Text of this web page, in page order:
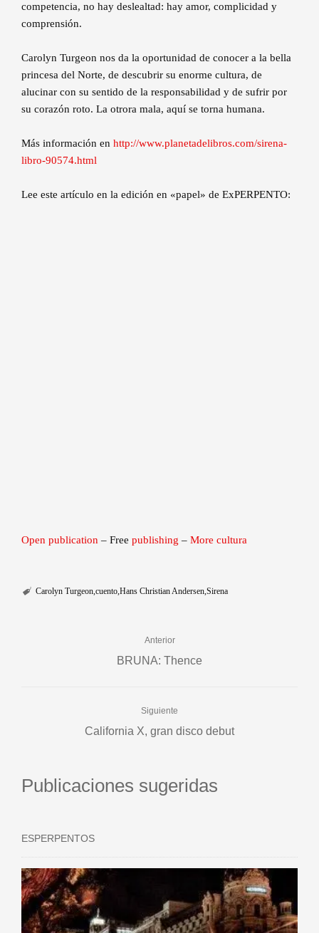
competencia, no hay deslealtad: hay amor, complicidad y
comprensión.
Carolyn Turgeon nos da la oportunidad de conocer a la bella
princesa del Norte, de descubrir su enorme cultura, de
alucinar con su sentido de la responsabilidad y de sufrir por
su corazón roto. La otrora mala, aquí se torna humana.
Más información en http://www.planetadelibros.com/sirena-
libro-90574.html
Lee este artículo en la edición en «papel» de ExPERPENTO:
Open publication – Free publishing – More cultura
Carolyn Turgeon cuento Hans Christian Andersen Sirena
Anterior
BRUNA: Thence
Siguiente
California X, gran disco debut
Publicaciones sugeridas
ESPERPENTOS